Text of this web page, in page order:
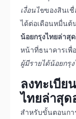
เงื่อนไขของสินเ
ได้ต่อเดือนหมื่นต้
น้อยกรุงไทยล่าสุด
หน้าที่ธนาคารเพื่
ผู้มีรายได้น้อยกรุ
ลงทะเบียน
ไทยล่าสุด
สำหรับขั้นตอนกา